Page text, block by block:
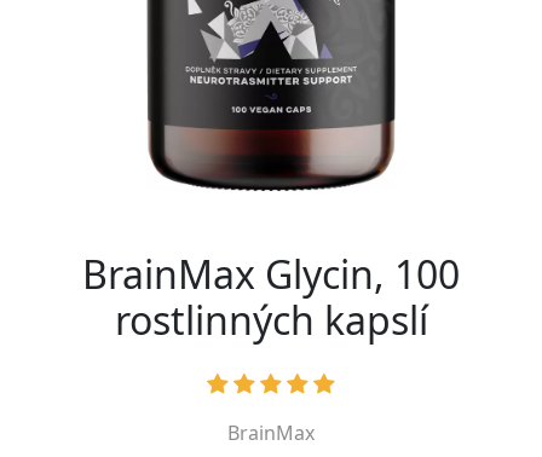
BrainMax Glycin, 100
rostlinných kapslí
BrainMax